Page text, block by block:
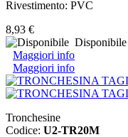
Rivestimento: PVC
8,93 €
Disponibile
Maggiori info
Maggiori info
Tronchesine
Codice: U2-TR20M